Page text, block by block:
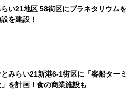
い21地区 58街区にプラネタリウムを
を建設！
みらい21新港6-1街区に「客船ターミ
を計画！食の商業施設も